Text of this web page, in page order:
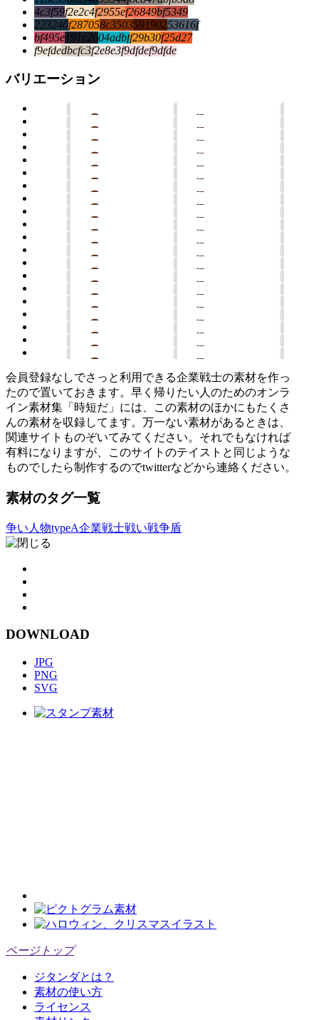
4c3f59f2e2c4f2955ef26849bf5349
223240f287058c350359190253616f
bf495e191c2604adbff29b30f25d27
f9efdedbcfc3f2e8e3f9dfdef9dfde
バリエーション
会員登録なしでさっと利用できる企業戦士の素材を作っ
たので置いておきます。早く帰りたい人のためのオンラ
イン素材集「時短だ」には、この素材のほかにもたくさ
んの素材を収録してます。万一ない素材があるときは、
関連サイトものぞいてみてください。それでもなければ
有料になりますが、このサイトのテイストと同じような
ものでしたら制作するのでtwitterなどから連絡ください。
素材のタグ一覧
争い 人物typeA企業戦士戦い戦争盾
DOWNLOAD
JPG
PNG
SVG
ページトップ
ジタンダとは？
素材の使い方
ライセンス